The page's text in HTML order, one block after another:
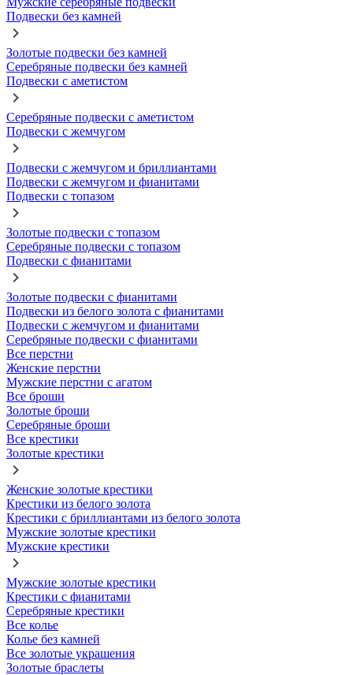
Подвески без камней
Золотые подвески без камней
Серебряные подвески без камней
Подвески с аметистом
Серебряные подвески с аметистом
Подвески с жемчугом
Подвески с жемчугом и бриллиантами
Подвески с жемчугом и фианитами
Подвески с топазом
Золотые подвески с топазом
Серебряные подвески с топазом
Подвески с фианитами
Золотые подвески с фианитами
Подвески из белого золота с фианитами
Подвески с жемчугом и фианитами
Серебряные подвески с фианитами
Все перстни
Женские перстни
Мужские перстни с агатом
Все броши
Золотые броши
Серебряные броши
Все крестики
Золотые крестики
Женские золотые крестики
Крестики из белого золота
Крестики с бриллиантами из белого золота
Мужские золотые крестики
Мужские крестики
Мужские золотые крестики
Крестики с фианитами
Серебряные крестики
Все колье
Колье без камней
Все золотые украшения
Золотые браслеты